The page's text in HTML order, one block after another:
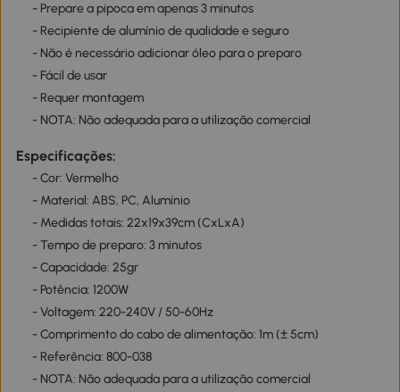
- Prepare a pipoca em apenas 3 minutos
- Recipiente de alumínio de qualidade e seguro
- Não é necessário adicionar óleo para o preparo
- Fácil de usar
- Requer montagem
- NOTA: Não adequada para a utilização comercial
Especificações:
- Cor: Vermelho
- Material: ABS, PC, Alumínio
- Medidas totais: 22x19x39cm (CxLxA)
- Tempo de preparo: 3 minutos
- Capacidade: 25gr
- Potência: 1200W
- Voltagem: 220-240V / 50-60Hz
- Comprimento do cabo de alimentação: 1m (± 5cm)
- Referência: 800-038
- NOTA: Não adequada para a utilização comercial